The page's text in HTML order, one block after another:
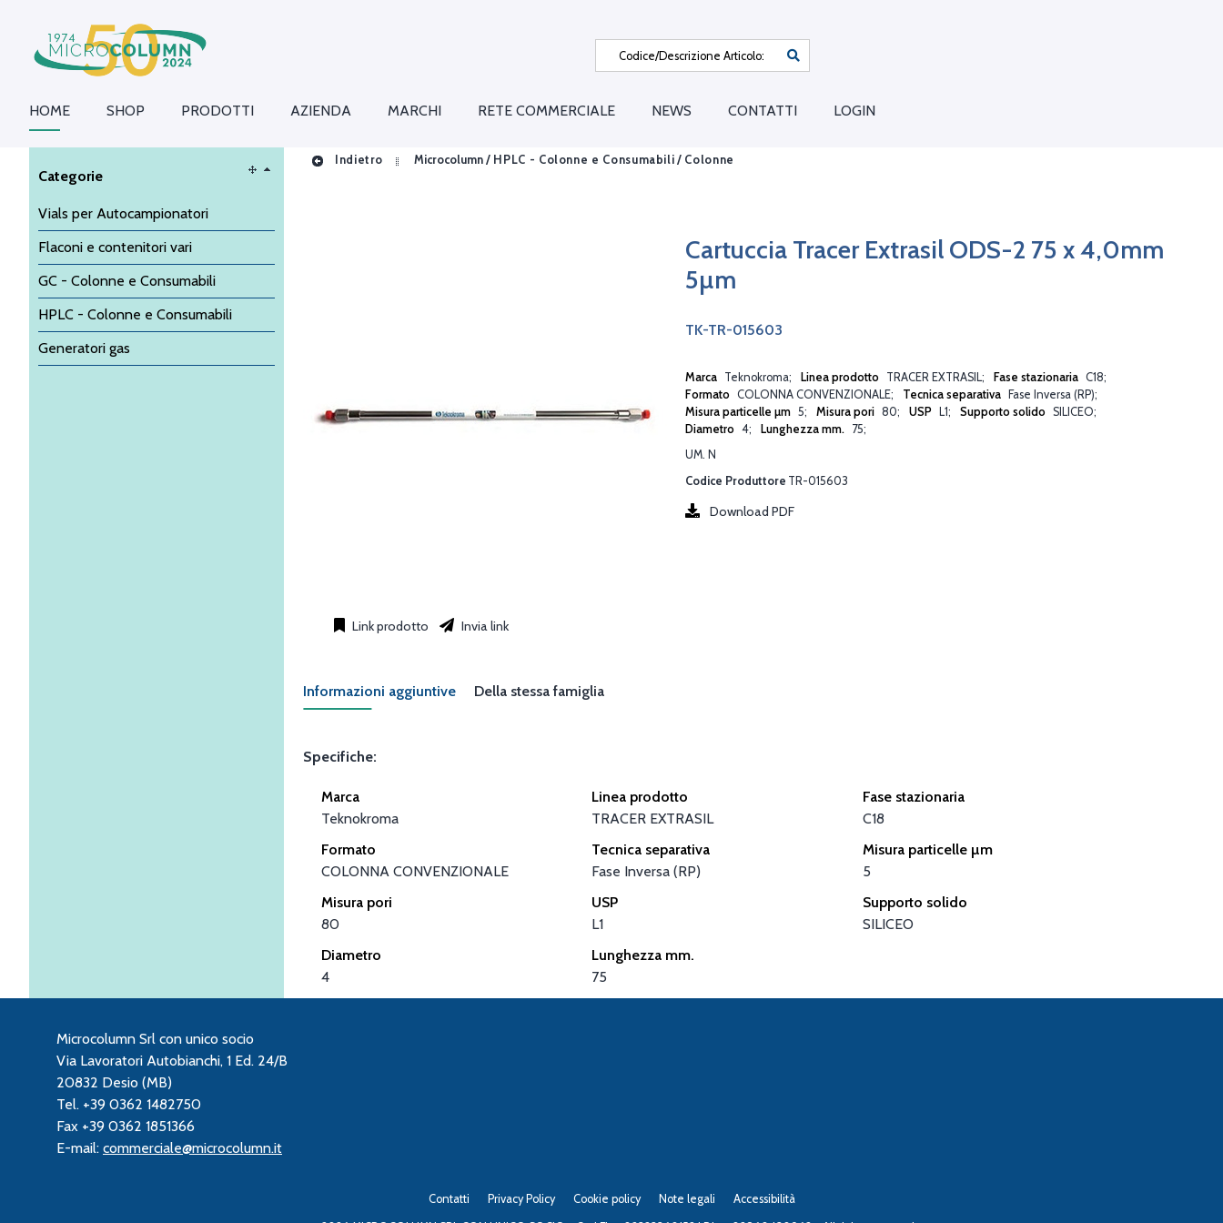
HOME SHOP PRODOTTI AZIENDA MARCHI RETE COMMERCIALE NEWS CONTATTI LOGIN
Categorie
Vials per Autocampionatori
Flaconi e contenitori vari
GC - Colonne e Consumabili
HPLC - Colonne e Consumabili
Generatori gas
Indietro Microcolumn / HPLC - Colonne e Consumabili / Colonne
Cartuccia Tracer Extrasil ODS-2 75 x 4,0mm
5µm
TK-TR-015603
Marca Teknokroma Linea prodotto TRACER EXTRASIL Fase stazionaria C18
Formato COLONNA CONVENZIONALE Tecnica separativa
Fase Inversa (RP)
Misura particelle µm 5 Misura pori 80 USP L1 Supporto solido SILICEO
Diametro 4 Lunghezza mm.
75
UM. N
Download PDF
Codice Produttore TR-015603
Link prodotto Invia link
Informazioni aggiuntive Della stessa famiglia
Specifiche:
Marca
Teknokroma
Linea prodotto
TRACER EXTRASIL
Fase stazionaria
C18
Formato
COLONNA CONVENZIONALE
Tecnica separativa
Fase Inversa (RP)
Misura particelle µm
5
Misura pori
80
USP
L1
Supporto solido
SILICEO
Diametro
4
Lunghezza mm.
75
Microcolumn Srl con unico socio
Via Lavoratori Autobianchi, 1 Ed. 24/B
20832 Desio (MB)
Tel. +39 0362 1482750
Fax +39 0362 1851366
E-mail: commerciale@microcolumn.it
Contatti Privacy Policy Cookie policy Note legali Accessibilità